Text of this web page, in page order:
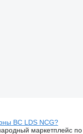
BC LDS NCG?
маркетплейс